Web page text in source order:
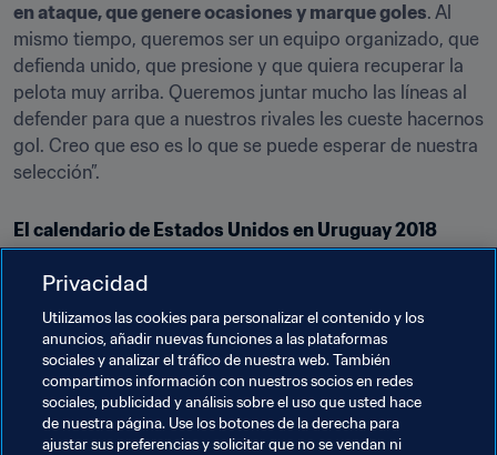
en ataque, que genere ocasiones y marque goles. Al
mismo tiempo, queremos ser un equipo organizado, que
defienda unido, que presione y que quiera recuperar la
pelota muy arriba. Queremos juntar mucho las líneas al
defender para que a nuestros rivales les cueste hacernos
gol. Creo que eso es lo que se puede esperar de nuestra
selección”.
El calendario de Estados Unidos en Uruguay 2018
14 de noviembre: Estados Unidos - Camerún,
17 de noviembre: Estados Unidos - RDP de Corea,
Estadio Alberto Suppici, Colonia del Sacramento
21 de noviembre: Alemania - Estados Unidos,
Estadio Charrúa, Montevideo
Privacidad
Utilizamos las cookies para personalizar el contenido y los
anuncios, añadir nuevas funciones a las plataformas
sociales y analizar el tráfico de nuestra web. También
compartimos información con nuestros socios en redes
sociales, publicidad y análisis sobre el uso que usted hace
de nuestra página. Use los botones de la derecha para
ajustar sus preferencias y solicitar que no se vendan ni